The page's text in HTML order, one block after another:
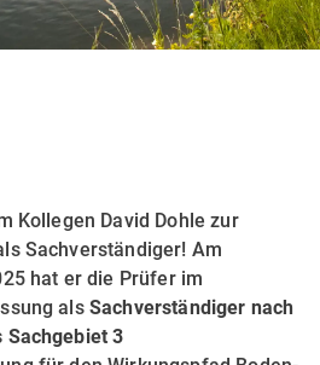
Kollegen David Dohle zur
Sachverständiger! Am
hat er die Prüfer im
als Sachverständiger nach
Sachgebiet 3